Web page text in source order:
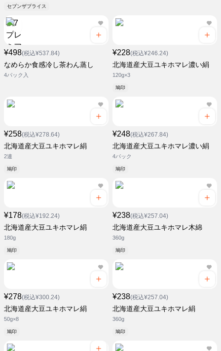
セブンザプライス
¥498(税込¥537.84)
なめらか食感冷し茶わん蒸し
4パック入
¥228(税込¥246.24)
北海道産大豆ユキホマレ濃い絹
120g×3
鳩印
¥258(税込¥278.64)
北海道産大豆ユキホマレ絹
2連
鳩印
¥248(税込¥267.84)
北海道産大豆ユキホマレ濃い絹
4パック
鳩印
¥178(税込¥192.24)
北海道産大豆ユキホマレ絹
180g
鳩印
¥238(税込¥257.04)
北海道産大豆ユキホマレ木綿
360g
鳩印
¥278(税込¥300.24)
北海道産大豆ユキホマレ絹
50g×8
鳩印
¥238(税込¥257.04)
北海道産大豆ユキホマレ絹
360g
鳩印